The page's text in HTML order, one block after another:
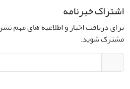
اشتراک خبرنامه
برای دریافت اخبار و اطلاعیه های مهم
مشترک شوید.